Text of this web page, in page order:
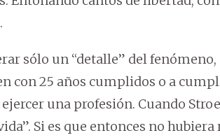
sólo un “detalle” del
con 25 años cumplidos o a
una profesión. Cuando
Si es que entonces no